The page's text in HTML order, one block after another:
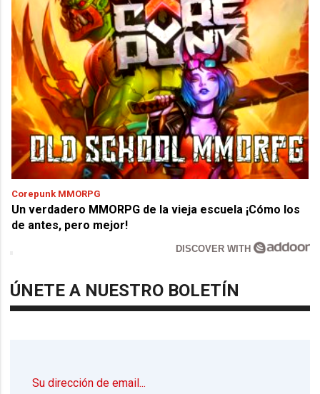
Corepunk MMORPG
Un verdadero MMORPG de la vieja escuela ¡Cómo los
de antes, pero mejor!
DISCOVER WITH
ÚNETE A NUESTRO BOLETÍN